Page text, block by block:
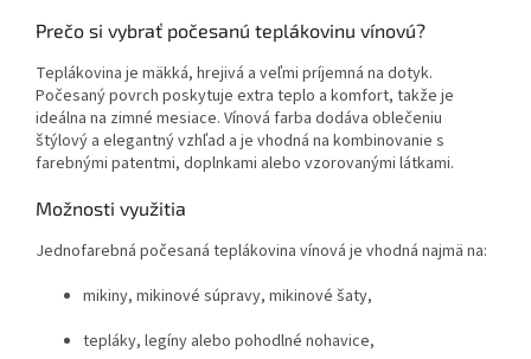
Prečo si vybrať počesanú teplákovinu vínovú?
Teplákovina je mäkká, hrejivá a veľmi príjemná na dotyk.
Počesaný povrch poskytuje extra teplo a komfort, takže je
ideálna na zimné mesiace. Vínová farba dodáva oblečeniu
štýlový a elegantný vzhľad a je vhodná na kombinovanie s
farebnými patentmi, doplnkami alebo vzorovanými látkami.
Možnosti využitia
Jednofarebná počesaná teplákovina vínová je vhodná najmä na:
mikiny, mikinové súpravy, mikinové šaty,
tepláky, legíny alebo pohodlné nohavice,